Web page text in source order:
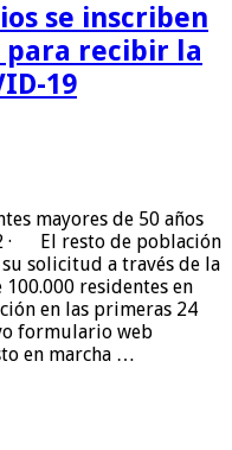
se inscriben
recibir la
19
mayores de 50 años
· El resto de población
solicitud a través de la
100.000 residentes en
en las primeras 24
formulario web
en marcha …